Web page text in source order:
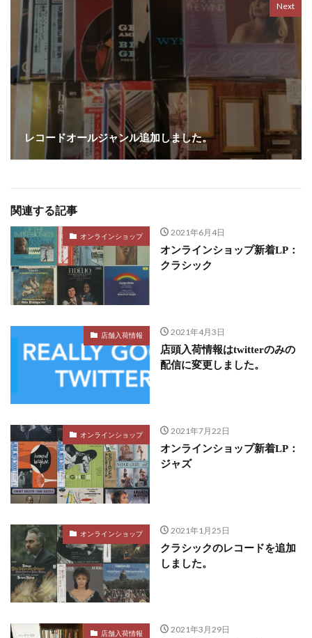
Next
レコードオールジャンル追加しました。
関連する記事
オンラインショップ 2021年6月4日
オンラインショップ新着LP：
クラシック
店舗入荷情報 2021年4月3日
店頭入荷情報はtwitterのみの
配信に変更しました。
オンラインショップ 2021年7月22日
オンラインショップ新着LP：
ジャズ
オンラインショップ 2021年1月25日
クラシックのレコードを追加
しました。
店舗入荷情報 2021年3月29日